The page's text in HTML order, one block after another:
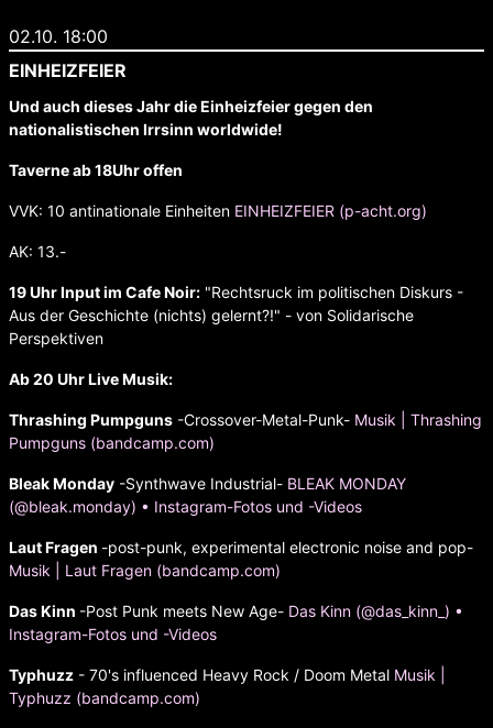
02.10. 18:00
EINHEIZFEIER
Und auch dieses Jahr die Einheizfeier gegen den
nationalistischen Irrsinn worldwide!
Taverne ab 18Uhr offen
VVK: 10 antinationale Einheiten EINHEIZFEIER (p-acht.org)
AK: 13.-
19 Uhr Input im Cafe Noir: "Rechtsruck im politischen Diskurs -
Aus der Geschichte (nichts) gelernt?!" - von Solidarische
Perspektiven
Ab 20 Uhr Live Musik:
Thrashing Pumpguns -Crossover-Metal-Punk- Musik | Thrashing
Pumpguns (bandcamp.com)
Bleak Monday -Synthwave Industrial- BLEAK MONDAY
(@bleak.monday) • Instagram-Fotos und -Videos
Laut Fragen -post-punk, experimental electronic noise and pop-
Musik | Laut Fragen (bandcamp.com)
Das Kinn -Post Punk meets New Age- Das Kinn (@das_kinn_) •
Instagram-Fotos und -Videos
Typhuzz - 70's influenced Heavy Rock / Doom Metal Musik |
Typhuzz (bandcamp.com)